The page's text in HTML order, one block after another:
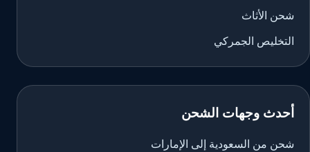
شحن الأثاث
التخليص الجمركي
أحدث وجهات الشحن
شحن من السعودية إلى الإمارات